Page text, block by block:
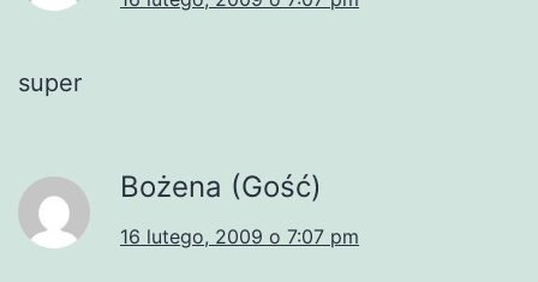
super
Bożena (Gość)
16 lutego, 2009 o 7:07 pm